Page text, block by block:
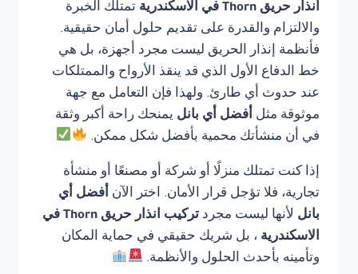
انذار حريق Thorn في الاسكندرية
تمتلك الخبرة
والالتزام والقدرة على تقديم حلول أمان حقيقية.
فأنظمة إنذار الحريق ليست مجرد أجهزة، بل هي
خط الدفاع الأول الذي قد ينقذ الأرواح والممتلكات
عند حدوث أي طارئ. ولهذا فإن التعامل مع جهة
موثوقة مثل أفضل أي بانل يمنحك راحة أكبر وثقة
في أن منشأتك محمية بأفضل شكل ممكن.
إذا كنت تمتلك منزلًا أو شركة أو مصنعًا أو منشأة
تجارية، فلا تؤجل قرار الأمان. اختر الآن أفضل أي
بانل لأنها ليست مجرد
تركيب انذار حريق Thorn في
الاسكندرية ، بل شريك حقيقي في حماية المكان
وتأمينه بأحدث الحلول والأنظمة.